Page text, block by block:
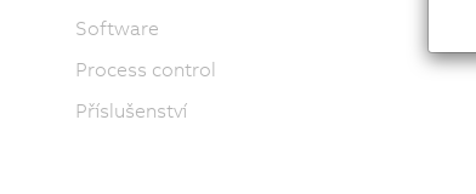
Software
Process control
Příslušenství